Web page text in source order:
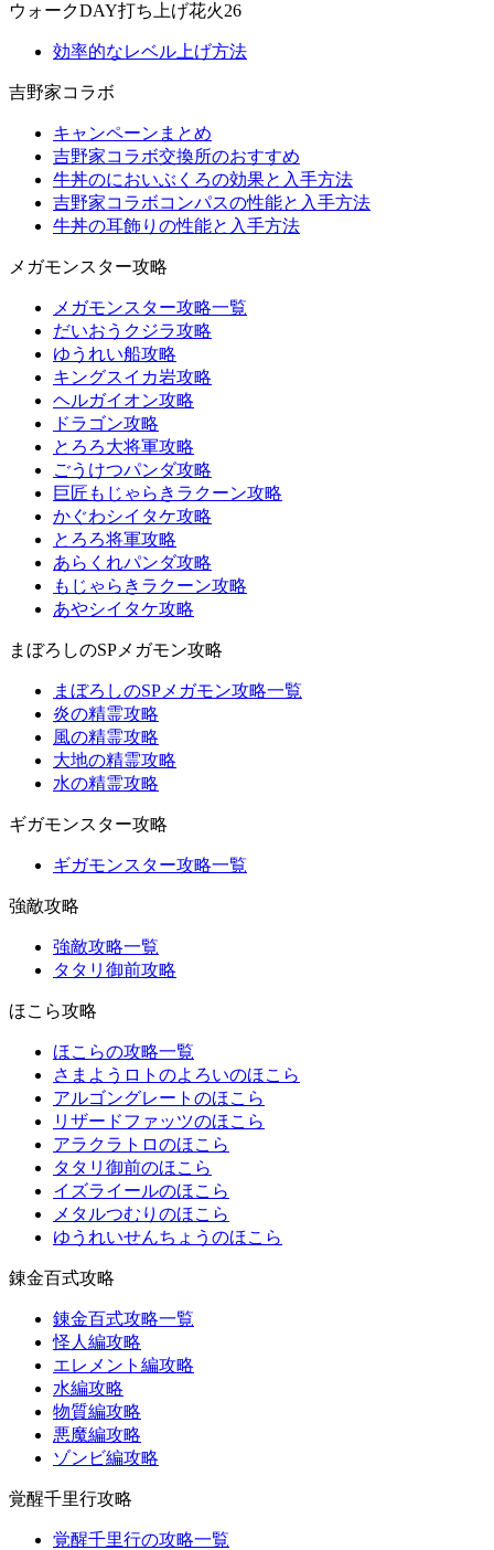
ウォークDAY打ち上げ花火26
効率的なレベル上げ方法
吉野家コラボ
キャンペーンまとめ
吉野家コラボ交換所のおすすめ
牛丼のにおいぶくろの効果と入手方法
吉野家コラボコンパスの性能と入手方法
牛丼の耳飾りの性能と入手方法
メガモンスター攻略
メガモンスター攻略一覧
だいおうクジラ攻略
ゆうれい船攻略
キングスイカ岩攻略
ヘルガイオン攻略
ドラゴン攻略
とろろ大将軍攻略
ごうけつパンダ攻略
巨匠もじゃらきラクーン攻略
かぐわシイタケ攻略
とろろ将軍攻略
あらくれパンダ攻略
もじゃらきラクーン攻略
あやシイタケ攻略
まぼろしのSPメガモン攻略
まぼろしのSPメガモン攻略一覧
炎の精霊攻略
風の精霊攻略
大地の精霊攻略
水の精霊攻略
ギガモンスター攻略
ギガモンスター攻略一覧
強敵攻略
強敵攻略一覧
タタリ御前攻略
ほこら攻略
ほこらの攻略一覧
さまようロトのよろいのほこら
アルゴングレートのほこら
リザードファッツのほこら
アラクラトロのほこら
タタリ御前のほこら
イズライールのほこら
メタルつむりのほこら
ゆうれいせんちょうのほこら
錬金百式攻略
錬金百式攻略一覧
怪人編攻略
エレメント編攻略
水編攻略
物質編攻略
悪魔編攻略
ゾンビ編攻略
覚醒千里行攻略
覚醒千里行の攻略一覧